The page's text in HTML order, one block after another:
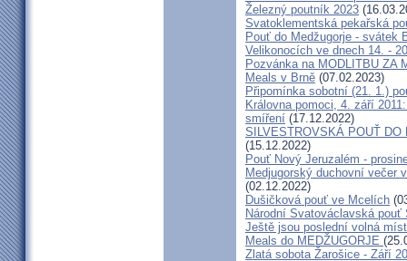
Železný poutník 2023
Svatoklementská pekařská
Pouť do Medžugorje - svátek
Velikonocích ve dnech 14. -
Pozvánka na MODLITBU ZA
Meals v Brně (07.02.2023)
Připomínka sobotní (21. 1.)
Královna pomoci, 4. září
smíření (17.12.2022)
SILVESTROVSKÁ POUŤ DO
(15.12.2022)
Pouť Nový Jeruzalém -
Medjugorský duchovní večer
(02.12.2022)
Dušičková pouť ve Mcelích
Národní Svatováclavská pouť
Ještě jsou poslední volná
Meals do MEDŽUGORJE
Zlatá sobota Žarošice - Září